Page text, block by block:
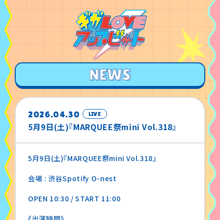
2026.04.30 LIVE
5月9日(土)『MARQUEE祭mini Vol.318』
5月9日(土)『MARQUEE祭mini Vol.318』
会場 : 渋谷Spotify O-nest
OPEN 10:30 / START 11:00